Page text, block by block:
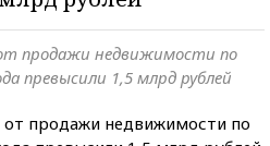
продажи недвижимости по
превысили 1,5 млрд рублей
продажи недвижимости по